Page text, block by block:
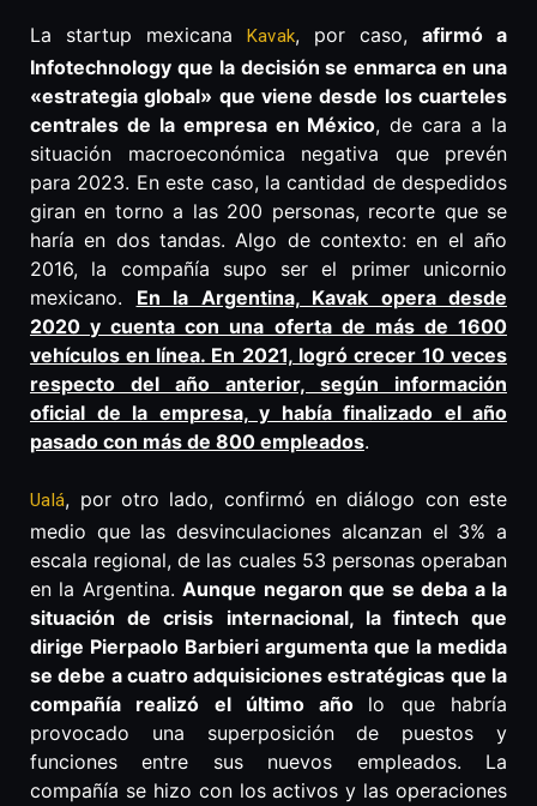
La startup mexicana Kavak, por caso,afirmó a
Infotechnology que la decisión se enmarca en una
«estrategia global» que viene desde los cuarteles
centrales de la empresa en México, de cara a la
situación macroeconómica negativa que prevén
para 2023. En este caso, la cantidad de despedidos
giran en torno a las 200 personas, recorte que se
haría en dos tandas. Algo de contexto: en el año
2016, la compañía supo ser el primer unicornio
mexicano. En la Argentina, Kavak opera desde
2020 y cuenta con una oferta de más de 1600
vehículos en línea. En 2021, logró crecer 10 veces
respecto del año anterior, según información
oficial de la empresa, y había finalizado el año
pasado con más de 800 empleados.
Ualá, por otro lado, confirmó en diálogo con este
medio que las desvinculaciones alcanzan el 3% a
escala regional, de las cuales 53 personas operaban
en la Argentina.Aunque negaron que se deba a la
situación de crisis internacional, la fintech que
dirige Pierpaolo Barbieri argumenta que la medida
se debe a cuatro adquisiciones estratégicas que la
compañía realizó el último año lo que habría
provocado una superposición de puestos y
funciones entre sus nuevos empleados. La
compañía se hizo con los activos y las operaciones